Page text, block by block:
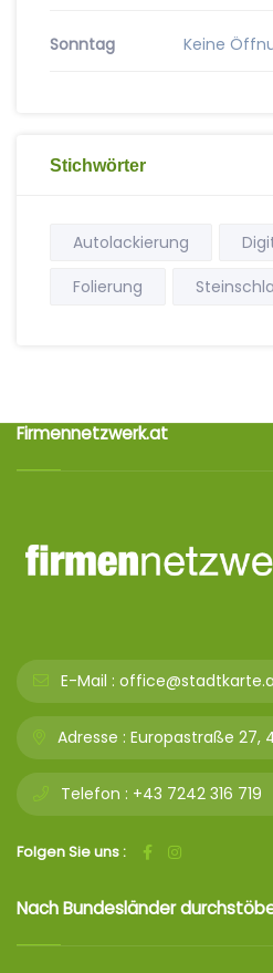
Sonntag Keine
Stichwörter
Autolackierung
Folierung
Firmennetzwerk.at
E-Mail :
Adresse : Europastraße 27,
Telefon : +43 7242 316 719
Folgen Sie uns :
Nach Bundesländer